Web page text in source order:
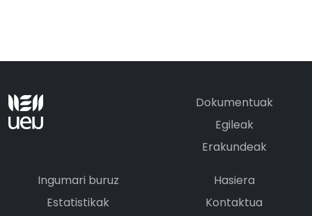
Dokumentuak
Egileak
Erakundeak
Ingumari buruz
Estatistikak
Hasiera
Kontaktua